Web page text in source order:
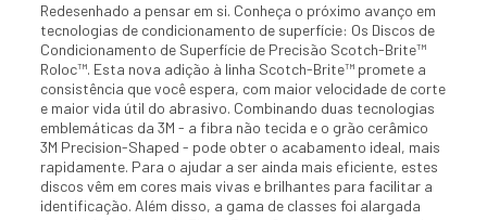
Redesenhado a pensar em si. Conheça o próximo avanço em
tecnologias de condicionamento de superfície: Os Discos de
Condicionamento de Superfície de Precisão Scotch-Brite™
Roloc™. Esta nova adição à linha Scotch-Brite™ promete a
consistência que você espera, com maior velocidade de corte
e maior vida útil do abrasivo. Combinando duas tecnologias
emblemáticas da 3M - a fibra não tecida e o grão cerâmico
3M Precision-Shaped - pode obter o acabamento ideal, mais
rapidamente. Para o ajudar a ser ainda mais eficiente, estes
discos vêm em cores mais vivas e brilhantes para facilitar a
identificação. Além disso, a gama de classes foi alargada